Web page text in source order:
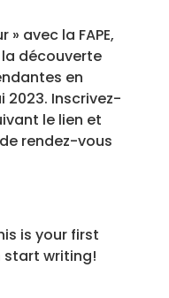
» avec la FAPE,
découverte
en
2023. Inscrivez-
le lien et
rendez-vous
is your first
start writing!